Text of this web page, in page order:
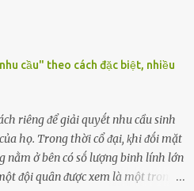
cầu" theo cách đặc biệt, nhiều
riêng ᵭể giải quyḗt nhu cầu sinh
họ. Trong thời cổ ᵭại, ⱪhi ᵭṓi mặt
nằm ở bên có sṓ lượng binh lính lớn
ᵭội quȃn ᵭược xem là một trong